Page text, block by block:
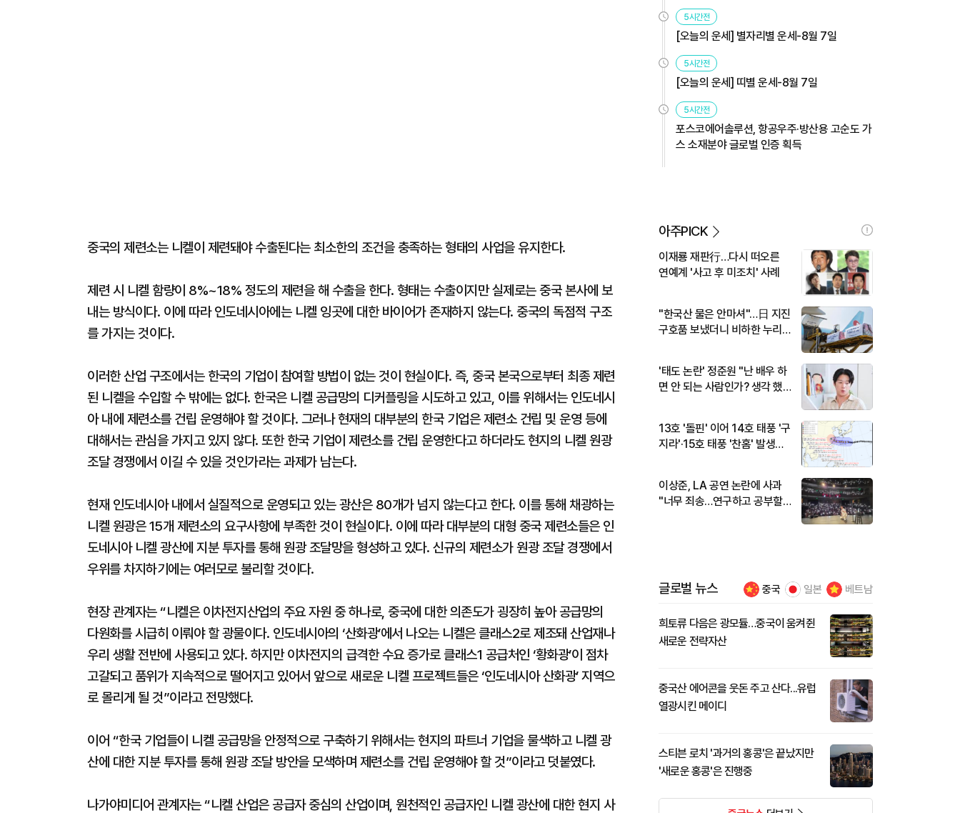
중국의 제련소는 니켈이 제련돼야 수출된다는 최소한의 조건을 충족하는 형태의 사업을 유지한다.
제련 시 니켈 함량이 8%~18% 정도의 제련을 해 수출을 한다. 형태는 수출이지만 실제로는 중국 본사에 보
내는 방식이다. 이에 따라 인도네시아에는 니켈 잉곳에 대한 바이어가 존재하지 않는다. 중국의 독점적 구조
를 가지는 것이다.
이러한 산업 구조에서는 한국의 기업이 참여할 방법이 없는 것이 현실이다. 즉, 중국 본국으로부터 최종 제련
된 니켈을 수입할 수 밖에는 없다. 한국은 니켈 공급망의 디커플링을 시도하고 있고, 이를 위해서는 인도네시
아 내에 제련소를 건립 운영해야 할 것이다. 그러나 현재의 대부분의 한국 기업은 제련소 건립 및 운영 등에
대해서는 관심을 가지고 있지 않다. 또한 한국 기업이 제련소를 건립 운영한다고 하더라도 현지의 니켈 원광
조달 경쟁에서 이길 수 있을 것인가라는 과제가 남는다.
현재 인도네시아 내에서 실질적으로 운영되고 있는 광산은 80개가 넘지 않는다고 한다. 이를 통해 채광하는
니켈 원광은 15개 제련소의 요구사항에 부족한 것이 현실이다. 이에 따라 대부분의 대형 중국 제련소들은 인
도네시아 니켈 광산에 지분 투자를 통해 원광 조달망을 형성하고 있다. 신규의 제련소가 원광 조달 경쟁에서
우위를 차지하기에는 여러모로 불리할 것이다.
현장 관계자는 “니켈은 이차전지산업의 주요 자원 중 하나로, 중국에 대한 의존도가 굉장히 높아 공급망의
다원화를 시급히 이뤄야 할 광물이다. 인도네시아의 ‘산화광’에서 나오는 니켈은 클래스2로 제조돼 산업재나
우리 생활 전반에 사용되고 있다. 하지만 이차전지의 급격한 수요 증가로 클래스1 공급처인 ‘황화광’이 점차
고갈되고 품위가 지속적으로 떨어지고 있어서 앞으로 새로운 니켈 프로젝트들은 ‘인도네시아 산화광’ 지역으
로 몰리게 될 것”이라고 전망했다.
이어 “한국 기업들이 니켈 공급망을 안정적으로 구축하기 위해서는 현지의 파트너 기업을 물색하고 니켈 광
산에 대한 지분 투자를 통해 원광 조달 방안을 모색하며 제련소를 건립 운영해야 할 것”이라고 덧붙였다.
나가야미디어 관계자는 “니켈 산업은 공급자 중심의 산업이며, 원천적인 공급자인 니켈 광산에 대한 현지 사
5시간전
[오늘의 운세] 별자리별 운세-8월 7일
5시간전
[오늘의 운세] 띠별 운세-8월 7일
5시간전
포스코에어솔루션, 항공우주·방산용 고순도 가
스 소재분야 글로벌 인증 획득
아주PICK
이재룡 재판行…다시 떠오른
연예계 '사고 후 미조치' 사례
"한국산 물은 안마셔"…日 지진
구호품 보냈더니 비하한 누리
'태도 논란' 정준원 "난 배우 하
면 안 되는 사람인가? 생각 했
13호 '돌핀' 이어 14호 태풍 '구
지라'·15호 태풍 '찬홈' 발생…
이상준, LA 공연 논란에 사과
"너무 죄송…연구하고 공부할
글로벌 뉴스 중국 일본 베트남
희토류 다음은 광모듈…중국이 움켜쥔
새로운 전략자산
중국산 에어콘을 웃돈 주고 산다...유럽
열광시킨 메이디
스티븐 로치 '과거의 홍콩'은 끝났지만
'새로운 홍콩'은 진행중